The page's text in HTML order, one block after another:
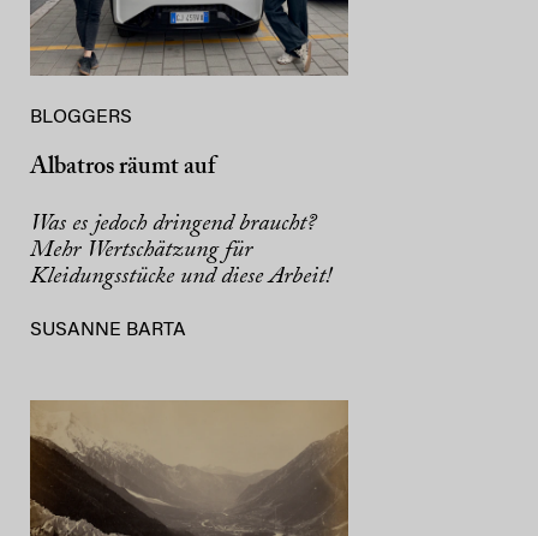
BLOGGERS
Albatros räumt auf
Was es jedoch dringend braucht?
Mehr Wertschätzung für
Kleidungsstücke und diese Arbeit!
SUSANNE BARTA